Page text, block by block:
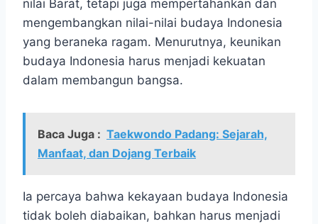
nilai Barat, tetapi juga mempertahankan dan
mengembangkan nilai-nilai budaya Indonesia
yang beraneka ragam. Menurutnya, keunikan
budaya Indonesia harus menjadi kekuatan
dalam membangun bangsa.
Baca Juga : Taekwondo Padang: Sejarah,
Manfaat, dan Dojang Terbaik
Ia percaya bahwa kekayaan budaya Indonesia
tidak boleh diabaikan, bahkan harus menjadi